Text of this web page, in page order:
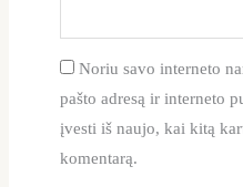
Noriu savo interneto
pašto adresą ir interneto
įvesti iš naujo, kai kitą
komentarą.